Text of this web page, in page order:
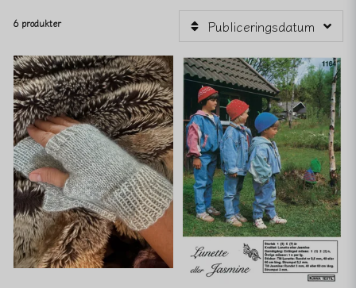
6 produkter Publiceringsdatum